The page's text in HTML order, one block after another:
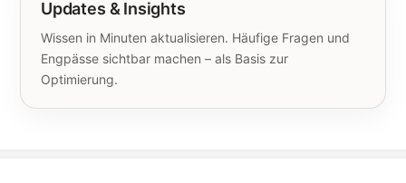
Updates & Insights
Wissen in Minuten aktualisieren. Häufige Fragen und
Engpässe sichtbar machen – als Basis zur
Optimierung.